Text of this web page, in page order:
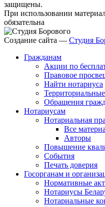
защищены.
При использовании
обязательна
Создание сайта — Студия
Гражданам
Акции по
Правовое
Найти нотариуса
Обращения
Нотариусам
Нотариальная
Все
Авторы
Повышение
События
Печать доверия
Госорганам и
Нормативные
Нотариусы
Нотариальные